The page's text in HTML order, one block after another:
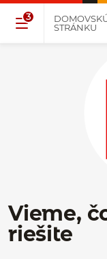
STRÁNKU
3
Vieme,
riešite